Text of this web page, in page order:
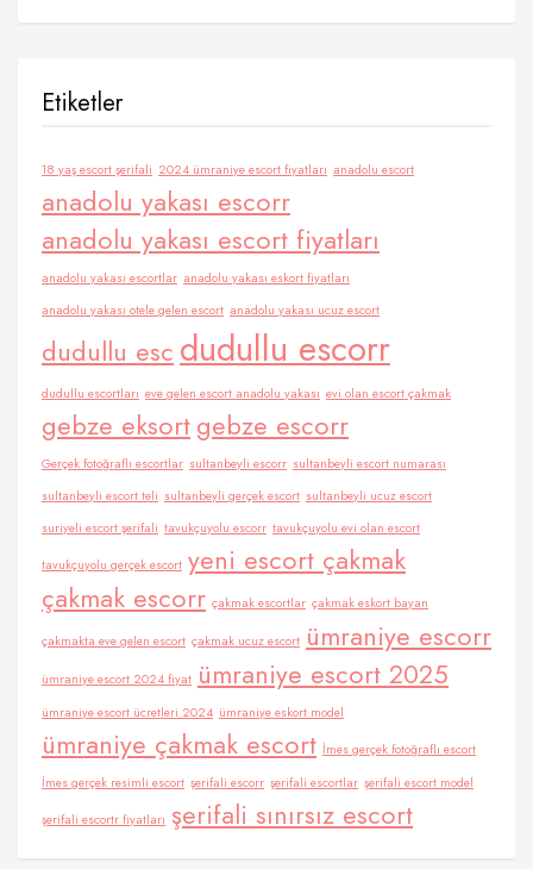
Etiketler
18 yaş escort şerifali 2024 ümraniye escort fiyatları anadolu escort
anadolu yakası escorr
anadolu yakası escort fiyatları
anadolu yakası escortlar anadolu yakası eskort fiyatları
anadolu yakası otele gelen escort anadolu yakası ucuz escort
dudullu esc dudullu escorr
dudullu escortları eve gelen escort anadolu yakası evi olan escort çakmak
gebze eksortgebze escorr
Gerçek fotoğraflı escortlar sultanbeyli escorr sultanbeyli escort numarası
sultanbeyli escort teli sultanbeyli gerçek escort sultanbeyli ucuz escort
suriyeli escort şerifali tavukçuyolu escorr tavukçuyolu evi olan escort
tavukçuyolu gerçek escort yeni escort çakmak
çakmak escorr çakmak escortlar çakmak eskort bayan
çakmakta eve gelen escort çakmak ucuz escort ümraniye escorr
ümraniye escort 2024 fiyat ümraniye escort 2025
ümraniye escort ücretleri 2024 ümraniye eskort model
ümraniye çakmak escort İmes gerçek fotoğraflı escort
İmes gerçek resimli escort şerifali escorr şerifali escortlar şerifali escort model
şerifali escortr fiyatları şerifali sınırsız escort